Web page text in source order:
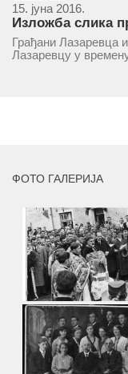
15. јуна 2016.
Изложба слика
Грађани Лазаревца
Лазаревцу у
ФОТО ГАЛЕРИЈА